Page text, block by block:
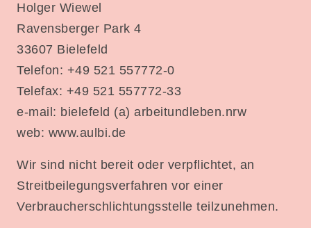
Holger Wiewel
Ravensberger Park 4
33607 Bielefeld
Telefon: +49 521 557772-0
Telefax: +49 521 557772-33
e-mail: bielefeld (a) arbeitundleben.nrw
web: www.aulbi.de
Wir sind nicht bereit oder verpflichtet, an
Streitbeilegungsverfahren vor einer
Verbraucherschlichtungsstelle teilzunehmen.